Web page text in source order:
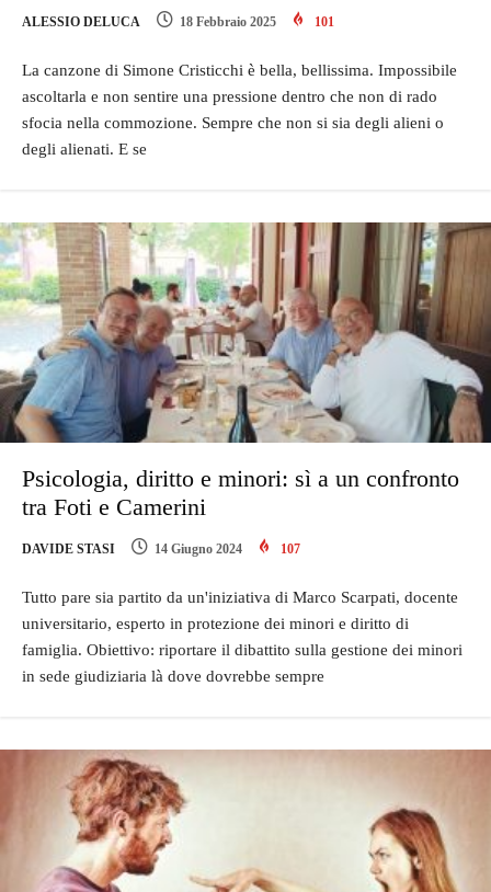
ALESSIO DELUCA 18 Febbraio 2025 101
La canzone di Simone Cristicchi è bella, bellissima. Impossibile
ascoltarla e non sentire una pressione dentro che non di rado
sfocia nella commozione. Sempre che non si sia degli alieni o
degli alienati. E se
Psicologia, diritto e minori: sì a un confronto
tra Foti e Camerini
DAVIDE STASI 14 Giugno 2024 107
Tutto pare sia partito da un'iniziativa di Marco Scarpati, docente
universitario, esperto in protezione dei minori e diritto di
famiglia. Obiettivo: riportare il dibattito sulla gestione dei minori
in sede giudiziaria là dove dovrebbe sempre